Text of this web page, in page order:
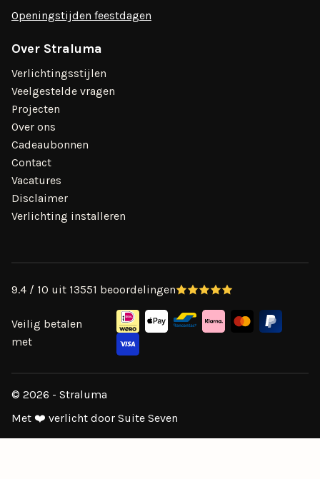
Openingstijden feestdagen
Over Straluma
Verlichtingsstijlen
Veelgestelde vragen
Projecten
Over ons
Cadeaubonnen
Contact
Vacatures
Disclaimer
Verlichting installeren
9.4 / 10 uit 13551 beoordelingen
Veilig betalen
met
© 2026 - Straluma
Met ❤️ verlicht door Suite Seven